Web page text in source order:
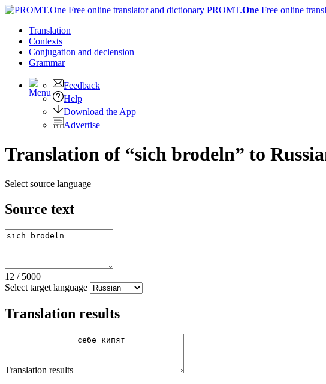
PROMT.One Free online
Translation
Contexts
Conjugation and declension
Grammar
Feedback
Help
Download the App
Advertise
Translation of “sich brodeln” to
Select source language
Source text
12 / 5000
Select target language
Translation results
Translation results